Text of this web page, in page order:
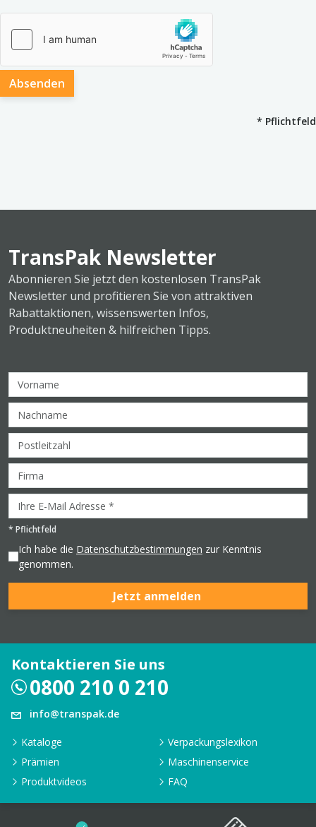
Absenden
* Pflichtfeld
TransPak Newsletter
Abonnieren Sie jetzt den kostenlosen TransPak
Newsletter und profitieren Sie von attraktiven
Rabattaktionen, wissenswerten Infos,
Produktneuheiten & hilfreichen Tipps.
* Pflichtfeld
Ich habe die Datenschutzbestimmungen zur Kenntnis
genommen.
Jetzt anmelden
Kontaktieren Sie uns
0800 210 0 210
info@transpak.de
Kataloge
Verpackungslexikon
Prämien
Maschinenservice
Produktvideos
FAQ